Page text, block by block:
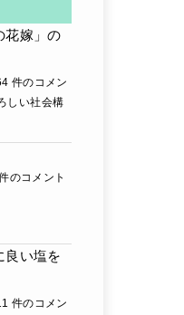
花嫁」の
件のコメン
しい社会構
のコメント
良い塩を
件のコメン